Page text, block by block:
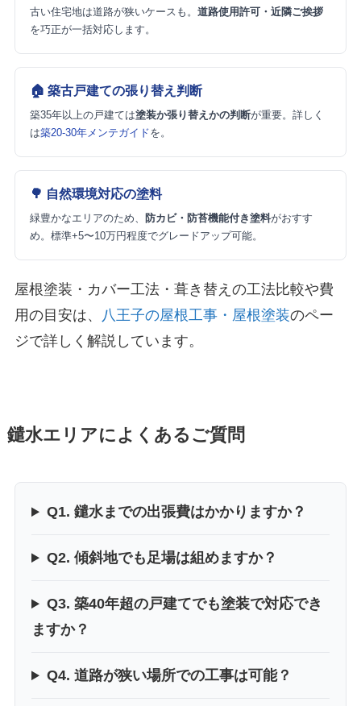
古い住宅地は道路が狭いケースも。 道路使用許可・近隣ご挨拶
を巧正が一括対応します。
🏠 築古戸建ての張り替え判断
築35年以上の戸建ては塗装か張り替えかの判断が重要。詳しく
は築20-30年メンテガイドを。
🌳 自然環境対応の塗料
緑豊かなエリアのため、 防カビ・防苔機能付き塗料がおすす
め。標準+5〜10万円程度でグレードアップ可能。
屋根塗装・カバー工法・葺き替えの工法比較や費
用の目安は、
八王子の屋根工事・屋根塗装のペー
ジで詳しく解説しています。
鑓水エリアによくあるご質問
Q1. 鑓水までの出張費はかかりますか？
Q2. 傾斜地でも足場は組めますか？
Q3. 築40年超の戸建てでも塗装で対応でき
ますか？
Q4. 道路が狭い場所での工事は可能？